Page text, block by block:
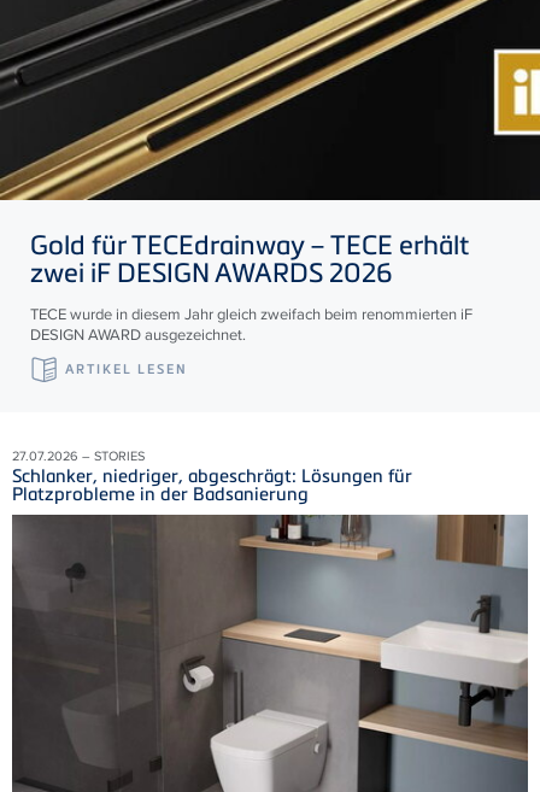
Gold fürTECEdrainway –TECE erhält
zwei iF DESIGN AWARDS 2026
TECE wurde in diesem Jahr gleich zweifach beim renommierten iF
DESIGN AWARD ausgezeichnet.
ARTIKEL LESEN
27.07.2026 – STORIES
Schlanker, niedriger, abgeschrägt: Lösungen für
Platzprobleme in der Badsanierung